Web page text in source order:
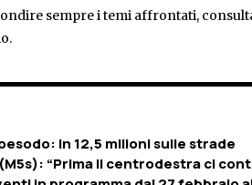
sempre i temi affrontati,
in 12,5 milioni sulle strade
“Prima il centrodestra ci